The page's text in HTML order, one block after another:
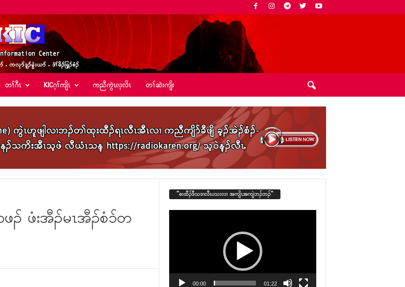
တၢ်ဂီၤ KICဂ့ၢ်ကျိၤ ကညီကွဲၤလ့လိၤ တၢ်ဆဲးကျိး
ဖၣ် ဖံးအီၣ်မၤအီၣ်စံ၁်တ
“စးထီၣ်ဒီသဒၢလီၤပသးလၢ အကျိၤအကျဲဘၣ်ဘၣ်”
00:00 01:22